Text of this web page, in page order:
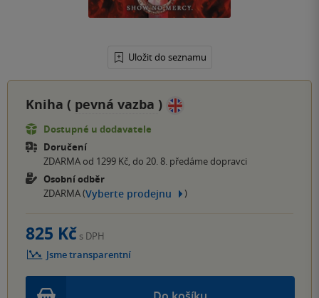
Uložit do seznamu
Kniha ( pevná vazba )
Dostupné u dodavatele
Doručení
ZDARMA od 1299 Kč, do 20. 8. předáme dopravci
Osobní odběr
ZDARMA (Vyberte prodejnu )
825 Kč s DPH
Jsme transparentní